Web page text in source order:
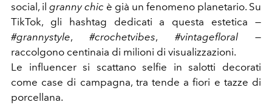
social, il granny chic è già un fenomeno planetario. Su
TikTok, gli hashtag dedicati a questa estetica —
#grannystyle,#crochetvibes, #vintagefloral—
raccolgono centinaia di milioni di visualizzazioni.
Le influencer si scattano selfie in salotti decorati
come case di campagna, tra tende a fiori e tazze di
porcellana.